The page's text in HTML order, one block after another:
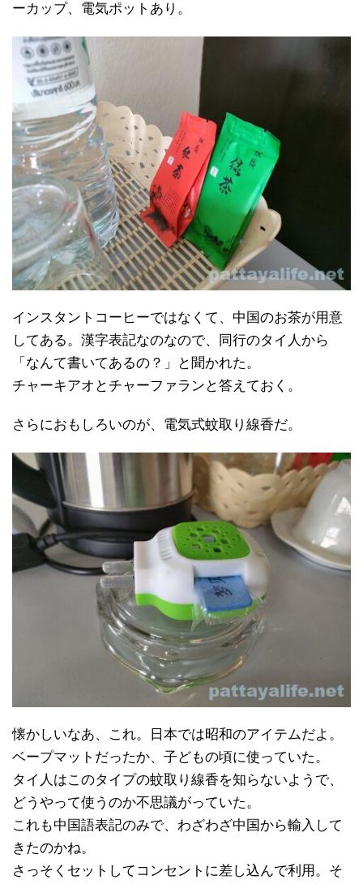
ーカップ、電気ポットあり。
インスタントコーヒーではなくて、中国のお茶が用意
してある。漢字表記なのなので、同行のタイ人から
「なんて書いてあるの？」と聞かれた。
チャーキアオとチャーファランと答えておく。
さらにおもしろいのが、電気式蚊取り線香だ。
懐かしいなあ、これ。日本では昭和のアイテムだよ。
ベープマットだったか、子どもの頃に使っていた。
タイ人はこのタイプの蚊取り線香を知らないようで、
どうやって使うのか不思議がっていた。
これも中国語表記のみで、わざわざ中国から輸入して
きたのかね。
さっそくセットしてコンセントに差し込んで利用。そ